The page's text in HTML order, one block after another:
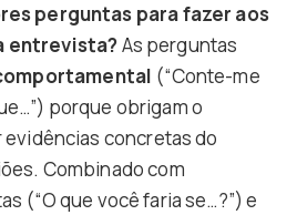
perguntas para fazer aos
entrevista?As perguntas
(“Conte-me
porque obrigam o
concretas do
Combinado com
(“O que você faria se…?”) e